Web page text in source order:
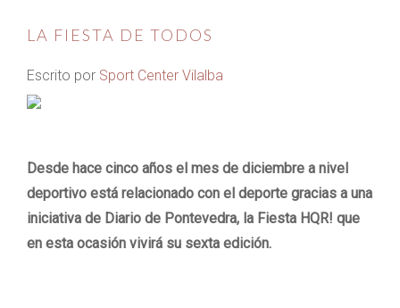
LA FIESTA DE TODOS
Escrito por Sport Center Vilalba
Desde hace cinco años el mes de diciembre a nivel
deportivo está relacionado con el deporte gracias a una
iniciativa de Diario de Pontevedra, la Fiesta HQR! que
en esta ocasión vivirá su sexta edición.